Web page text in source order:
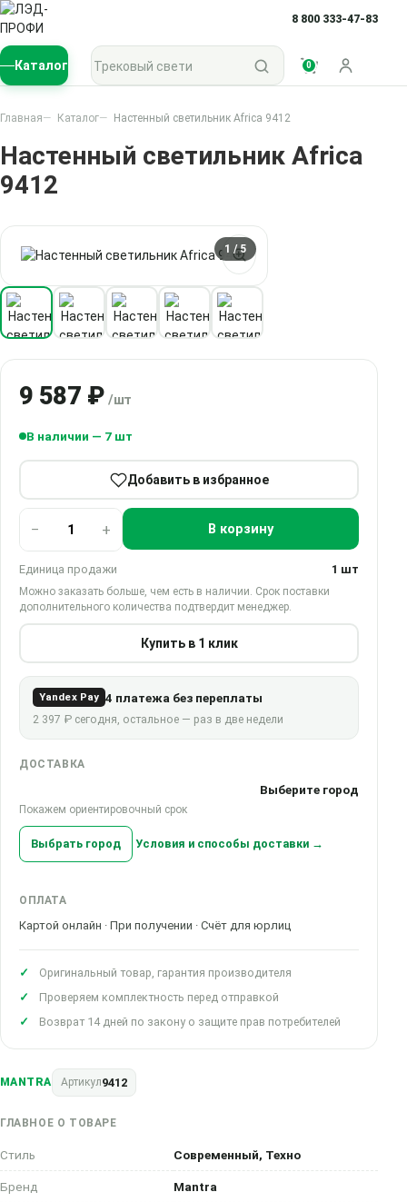
8 800 333-47-83
Каталог
Поиск по каталогу
0
Войти
Главная Каталог Настенный светильник Africa 9412
Настенный светильник Africa
9412
1 / 5
MANTRA Артикул9412
ГЛАВНОЕ О ТОВАРЕ
Стиль Современный, Техно
Бренд Mantra
9 587 ₽ /шт
В наличии — 7 шт
Добавить в избранное
− + В корзину
Единица продажи 1 шт
Можно заказать больше, чем есть в наличии. Срок поставки
дополнительного количества подтвердит менеджер.
Купить в 1 клик
Yandex Pay 4 платежа без переплаты
2 397 ₽ сегодня, остальное — раз в две недели
ДОСТАВКА
Выберите город
Покажем ориентировочный срок
Выбрать город Условия и способы доставки →
ОПЛАТА
Картой онлайн · При получении · Счёт для юрлиц
Оригинальный товар, гарантия производителя
Проверяем комплектность перед отправкой
Возврат 14 дней по закону о защите прав потребителей